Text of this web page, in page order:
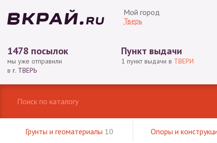
Мой город
Тверь
1478 посылок
мы уже отправили
в г. ТВЕРЬ
Пункт выдачи
1 пункт выдачи в ТВЕРИ
Грунты и геоматериалы 10 Опоры и